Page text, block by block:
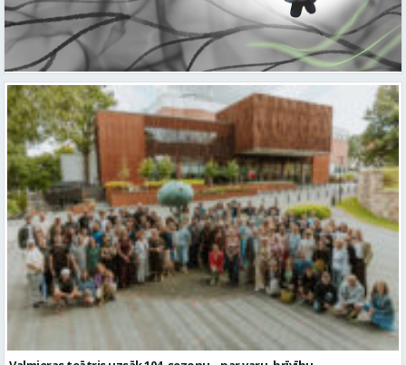
Valmieras teātris uzsāk 104. sezonu – par varu, brīvību